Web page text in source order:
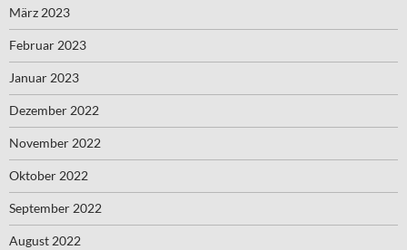
März 2023
Februar 2023
Januar 2023
Dezember 2022
November 2022
Oktober 2022
September 2022
August 2022